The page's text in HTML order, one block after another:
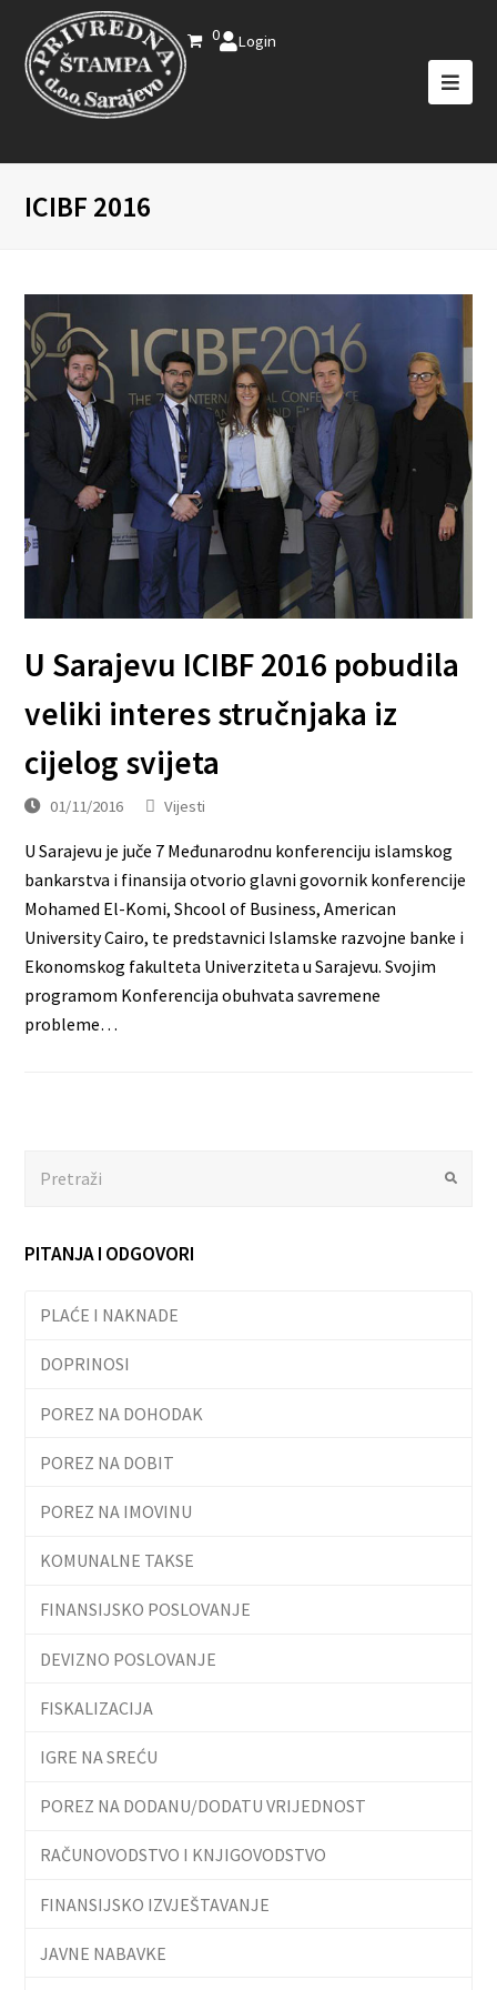
0 Login
ICIBF 2016
U Sarajevu ICIBF 2016 pobudila
veliki interes stručnjaka iz
cijelog svijeta
01/11/2016 Vijesti
U Sarajevu je juče 7 Međunarodnu konferenciju islamskog
bankarstva i finansija otvorio glavni govornik konferencije
Mohamed El-Komi, Shcool of Business, American
University Cairo, te predstavnici Islamske razvojne banke i
Ekonomskog fakulteta Univerziteta u Sarajevu. Svojim
programom Konferencija obuhvata savremene
probleme…
Submit
PITANJA I ODGOVORI
PLAĆE I NAKNADE
DOPRINOSI
POREZ NA DOHODAK
POREZ NA DOBIT
POREZ NA IMOVINU
KOMUNALNE TAKSE
FINANSIJSKO POSLOVANJE
DEVIZNO POSLOVANJE
FISKALIZACIJA
IGRE NA SREĆU
POREZ NA DODANU/DODATU VRIJEDNOST
RAČUNOVODSTVO I KNJIGOVODSTVO
FINANSIJSKO IZVJEŠTAVANJE
JAVNE NABAVKE